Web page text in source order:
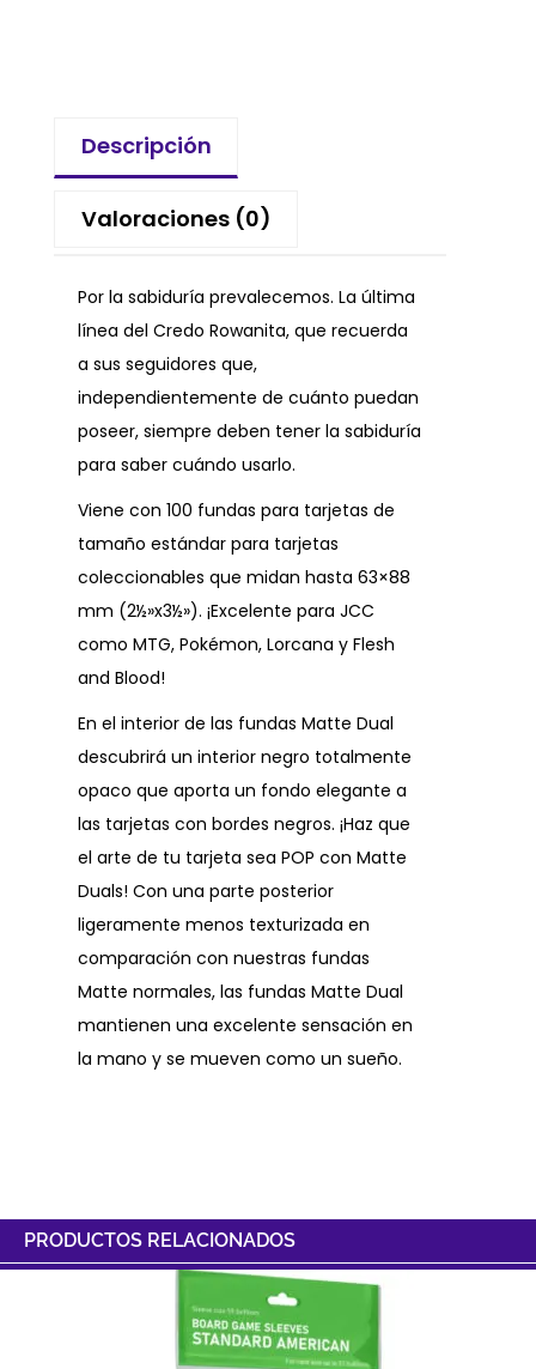
Descripción
Valoraciones (0)
Por la sabiduría prevalecemos. La última
línea del Credo Rowanita, que recuerda
a sus seguidores que,
independientemente de cuánto puedan
poseer, siempre deben tener la sabiduría
para saber cuándo usarlo.
Viene con 100 fundas para tarjetas de
tamaño estándar para tarjetas
coleccionables que midan hasta 63×88
mm (2½»x3½»). ¡Excelente para JCC
como MTG, Pokémon, Lorcana y Flesh
and Blood!
En el interior de las fundas Matte Dual
descubrirá un interior negro totalmente
opaco que aporta un fondo elegante a
las tarjetas con bordes negros. ¡Haz que
el arte de tu tarjeta sea POP con Matte
Duals! Con una parte posterior
ligeramente menos texturizada en
comparación con nuestras fundas
Matte normales, las fundas Matte Dual
mantienen una excelente sensación en
la mano y se mueven como un sueño.
PRODUCTOS RELACIONADOS